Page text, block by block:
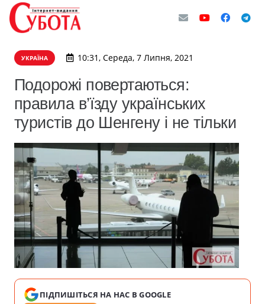
УКРАЇНА 10:31, Середа, 7 Липня, 2021
Подорожі повертаються:
правила в’їзду українських
туристів до Шенгену і не тільки
ПІДПИШІТЬСЯ НА НАС В GOOGLE